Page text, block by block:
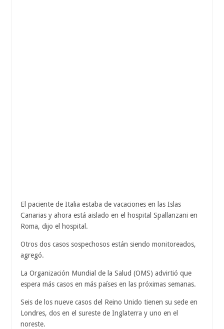
El paciente de Italia estaba de vacaciones en las Islas
Canarias y ahora está aislado en el hospital Spallanzani en
Roma, dijo el hospital.
Otros dos casos sospechosos están siendo monitoreados,
agregó.
La Organización Mundial de la Salud (OMS) advirtió que
espera más casos en más países en las próximas semanas.
Seis de los nueve casos del Reino Unido tienen su sede en
Londres, dos en el sureste de Inglaterra y uno en el
noreste.